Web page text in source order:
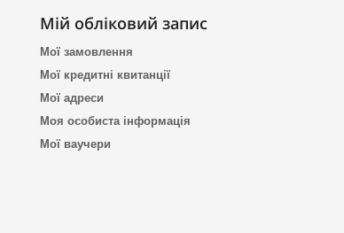
Мій обліковий запис
Мої замовлення
Мої кредитні квитанції
Мої адреси
Моя особиста інформація
Мої ваучери